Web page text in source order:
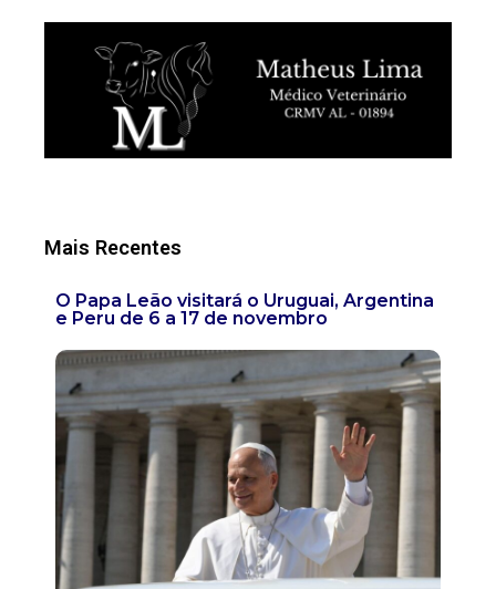
Mais Recentes
O Papa Leão visitará o Uruguai, Argentina
e Peru de 6 a 17 de novembro